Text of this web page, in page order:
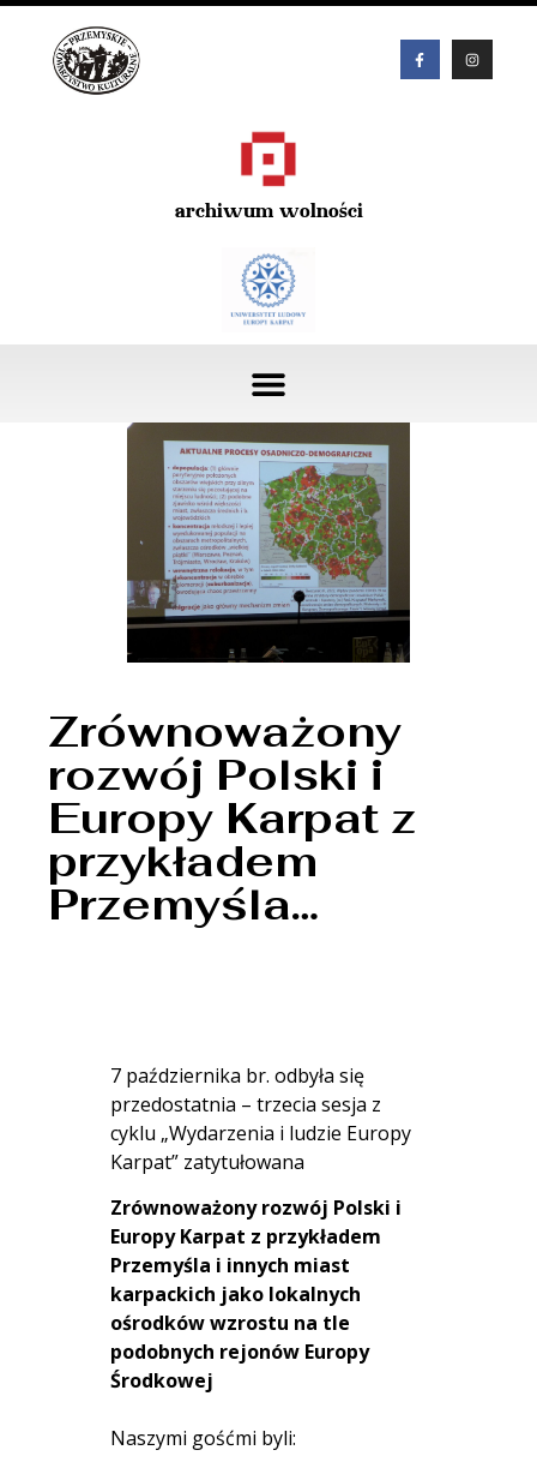
archiwum wolności
Zrównoważony
rozwój Polski i
Europy Karpat z
przykładem
Przemyśla…
7 października br. odbyła się
przedostatnia – trzecia sesja z
cyklu „Wydarzenia i ludzie Europy
Karpat” zatytułowana
Zrównoważony rozwój Polski i
Europy Karpat z przykładem
Przemyśla i innych miast
karpackich jako lokalnych
ośrodków wzrostu na tle
podobnych rejonów Europy
Środkowej
Naszymi gośćmi byli: